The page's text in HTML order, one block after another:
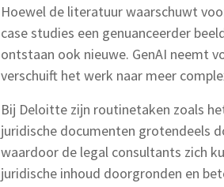
Hoewel de literatuur waarschuwt
case studies een genuanceerder
ontstaan ook nieuwe. GenAI neemt
verschuift het werk naar meer
Bij Deloitte zijn routinetaken zoals
juridische documenten grotendeels
waardoor de legal consultants zich
juridische inhoud doorgronden en